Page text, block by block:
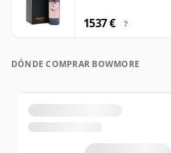
1537 € ?
DÓNDE COMPRAR BOWMORE